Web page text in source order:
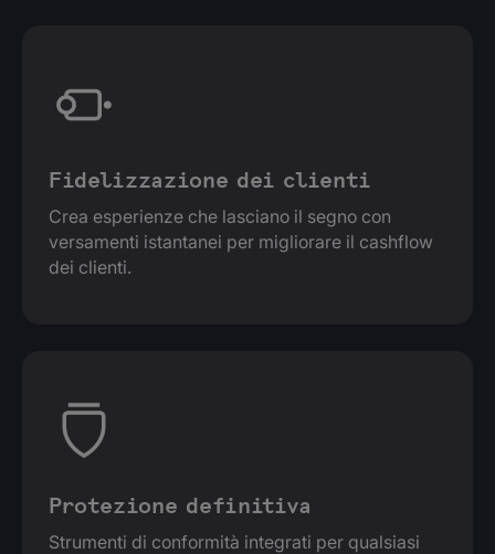
Fidelizzazione dei clienti
Crea esperienze che lasciano il segno con
versamenti istantanei per migliorare il cashflow
dei clienti.
Protezione definitiva
Strumenti di conformità integrati per qualsiasi